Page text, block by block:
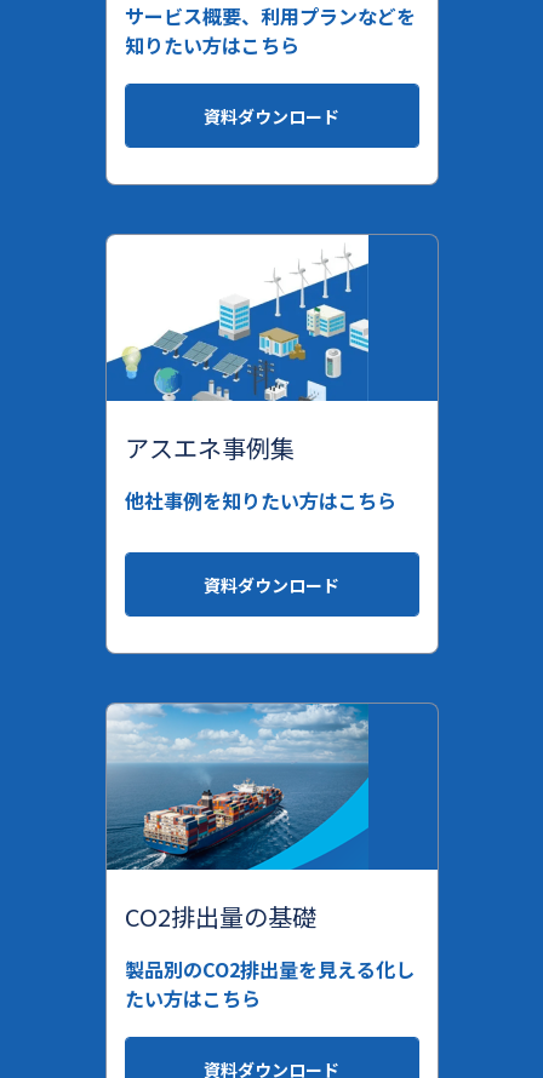
サービス概要、利用プランなどを
知りたい方はこちら
資料ダウンロード
アスエネ事例集
他社事例を知りたい方はこちら
資料ダウンロード
CO2排出量の基礎
製品別のCO2排出量を見える化し
たい方はこちら
資料ダウンロード